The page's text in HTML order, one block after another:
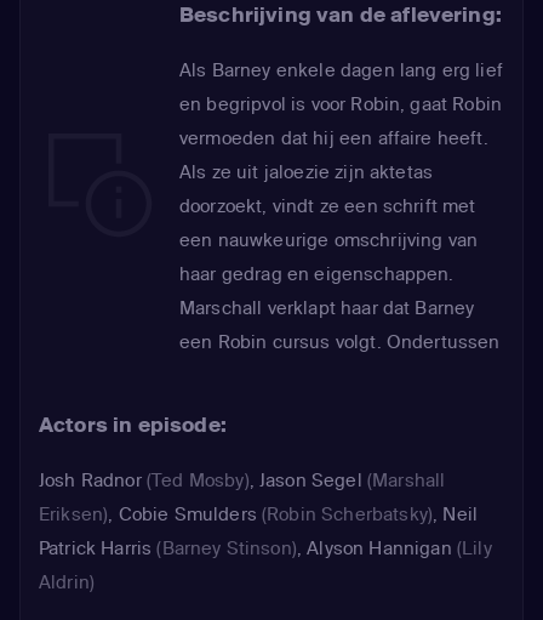
Beschrijving van de aflevering:
Als Barney enkele dagen lang erg lief
en begripvol is voor Robin, gaat Robin
vermoeden dat hij een affaire heeft.
Als ze uit jaloezie zijn aktetas
doorzoekt, vindt ze een schrift met
een nauwkeurige omschrijving van
haar gedrag en eigenschappen.
Marschall verklapt haar dat Barney
een Robin cursus volgt. Ondertussen
Actors in episode:
Josh Radnor(Ted Mosby),Jason Segel (Marshall
Eriksen), Cobie Smulders (Robin Scherbatsky), Neil
Patrick Harris (Barney Stinson),Alyson Hannigan (Lily
Aldrin)